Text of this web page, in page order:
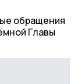
обращения
Главы